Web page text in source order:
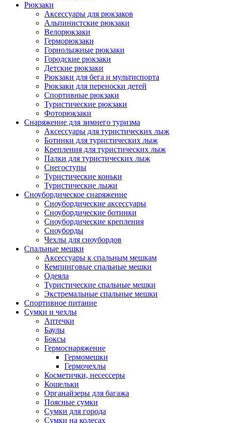
Рюкзаки
Аксессуары для рюкзаков
Альпинистские рюкзаки
Велорюкзаки
Герморюкзаки
Горнолыжные рюкзаки
Городские рюкзаки
Детские рюкзаки
Рюкзаки для бега и мультиспорта
Рюкзаки для переноски детей
Спортивные рюкзаки
Туристические рюкзаки
Фоторюкзаки
Снаряжение для зимнего туризма
Аксессуары для туристических лыж
Ботинки для туристических лыж
Крепления для туристических лыж
Палки для туристических лыж
Снегоступы
Туристические коньки
Туристические лыжи
Сноубордическое снаряжение
Сноубордические аксессуары
Сноубордические ботинки
Сноубордические крепления
Сноуборды
Чехлы для сноубордов
Спальные мешки
Аксессуары к спальным мешкам
Кемпинговые спальные мешки
Одеяла
Туристические спальные мешки
Экстремальные спальные мешки
Спортивное питание
Сумки и чехлы
Аптечки
Баулы
Боксы
Гермоснаряжение
Гермомешки
Гермочехлы
Косметички, несессеры
Кошельки
Органайзеры для багажа
Поясные сумки
Сумки для города
Сумки на колесах